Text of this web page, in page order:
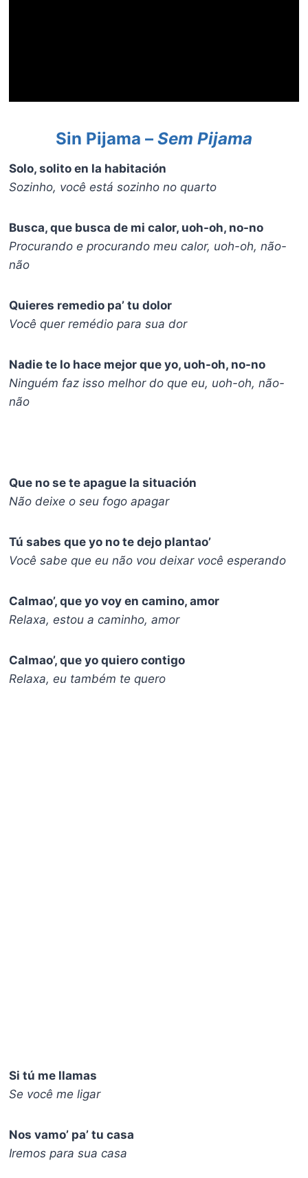
Sin Pijama – Sem Pijama
Solo, solito en la habitación
Sozinho, você está sozinho no quarto
Busca, que busca de mi calor, uoh-oh, no-no
Procurando e procurando meu calor, uoh-oh, não-
não
Quieres remedio pa’ tu dolor
Você quer remédio para sua dor
Nadie te lo hace mejor que yo, uoh-oh, no-no
Ninguém faz isso melhor do que eu, uoh-oh, não-
não
Que no se te apague la situación
Não deixe o seu fogo apagar
Tú sabes que yo no te dejo plantao’
Você sabe que eu não vou deixar você esperando
Calmao’, que yo voy en camino, amor
Relaxa, estou a caminho, amor
Calmao’, que yo quiero contigo
Relaxa, eu também te quero
Si tú me llamas
Se você me ligar
Nos vamo’ pa’ tu casa
Iremos para sua casa